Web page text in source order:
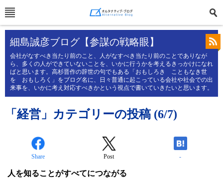
細島誠彦ブログ【参謀の戦略眼】
会社がなすべき当たり前のこと、人がなすべき当たり前のことでありなが
ら、多くの人ができていないことを、いかに行うかを考えるきっかけになれ
ばと思います。高杉晋作の辞世の句でもある「おもしろき こともなき世
を おもしろく」をブログ名に、日々普通に起こっている会社や社会での出
来事を、いかに考え対応すべきかという視点で書いていきたいと思います。
「経営」カテゴリーの投稿 (6/7)
Share Post -
人を知ることがすべてにつながる